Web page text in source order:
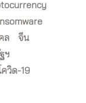
ล
จีน
ฯ
โควิด-19